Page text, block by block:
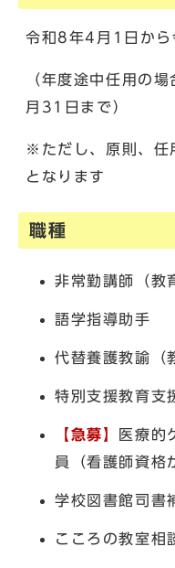
令和8年4月1日か
（年度途中任用の
月31日まで）
※ただし、原則、任
となります
職種
非常勤講師（教
語学指導助手
代替養護教諭（
特別支援教育支
【急募】 医療的
員（看護師資格
学校図書館司書
こころの教室相